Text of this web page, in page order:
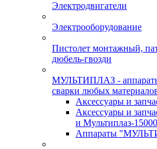
Электродвигатели
Электрооборудование
Пистолет монтажный,
дюбель-гвозди
МУЛЬТИПЛАЗ - аппараты
сварки любых
Аксессуары и
Аксессуары и
и Мультиплаз-15000
Аппараты